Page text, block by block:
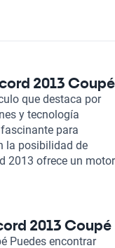
2013 Coupé
que destaca por
y tecnología
para
la posibilidad de
2013 ofrece un motor
185 caballos de
es atractivo en su
que combina
2013 Coupé
Puedes encontrar